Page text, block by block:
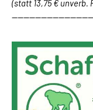
(statt 13,75 € unverb.